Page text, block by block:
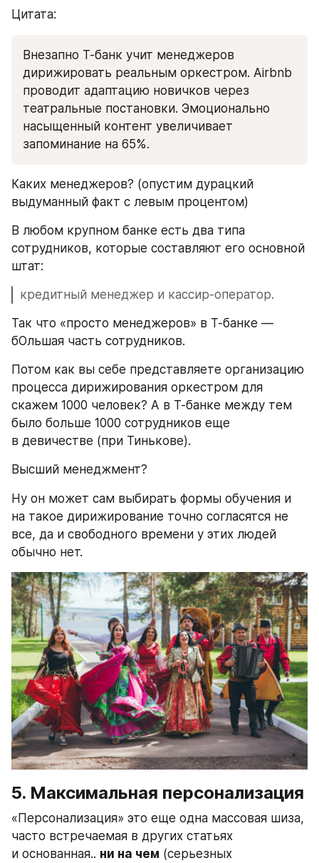
Цитата:
Внезапно Т-банк учит менеджеров
дирижировать реальным оркестром. Airbnb
проводит адаптацию новичков через
театральные постановки. Эмоционально
насыщенный контент увеличивает
запоминание на 65%.
Каких менеджеров? (опустим дурацкий
выдуманный факт с левым процентом)
В любом крупном банке есть два типа
сотрудников, которые составляют его основной
штат:
кредитный менеджер и кассир-оператор.
Так что «просто менеджеров» в Т-банке —
бОльшая часть сотрудников.
Потом как вы себе представляете организацию
процесса дирижирования оркестром для
скажем 1000 человек? А в Т-банке между тем
было больше 1000 сотрудников еще
в девичестве (при Тинькове).
Высший менеджмент?
Ну он может сам выбирать формы обучения и
на такое дирижирование точно согласятся не
все, да и свободного времени у этих людей
обычно нет.
5. Максимальная персонализация
«Персонализация» это еще одна массовая шиза,
часто встречаемая в других статьях
и основанная.. ни на чем (серьезных